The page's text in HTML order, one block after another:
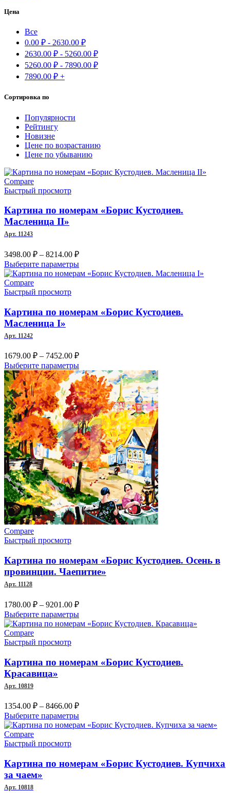
Цена
Все
0.00 ₽ - 2630.00 ₽
2630.00 ₽ - 5260.00 ₽
5260.00 ₽ - 7890.00 ₽
7890.00 ₽ +
Сортировка по
Популярности
Рейтингу
Новизне
Цене по возрастанию
Цене по убыванию
Compare
Быстрый просмотр
Картина по номерам «Борис Кустодиев.
Масленица II»
Арт. 11243
3498.00 ₽ – 8214.00 ₽Диапазон
цен:
3498.00 ₽
Выберите параметрыЭтот
товар
Опции
можно
товара.
Compare
Быстрый просмотр
Картина по номерам «Борис Кустодиев.
Масленица I»
Арт. 11242
1679.00 ₽ – 7452.00 ₽Диапазон
цен:
1679.00 ₽
–
7452.00 ₽
Выберите параметрыЭтот
товар
имеет
несколько
вариаций.
Опции
можно
выбрать
на
странице
товара.
Compare
Быстрый просмотр
Картина по номерам «Борис Кустодиев. Осень в
провинции. Чаепитие»
Арт. 11128
1780.00 ₽ – 9201.00 ₽Диапазон
цен:
1780.00 ₽
Выберите параметрыЭтот
товар
Опции
можно
товара.
Compare
Быстрый просмотр
Картина по номерам «Борис Кустодиев.
Красавица»
Арт. 10819
1354.00 ₽ – 8466.00 ₽Диапазон
цен:
1354.00 ₽
Выберите параметрыЭтот
товар
Опции
можно
Compare
Быстрый просмотр
Картина по номерам «Борис Кустодиев. Купчиха
за чаем»
Арт. 10818